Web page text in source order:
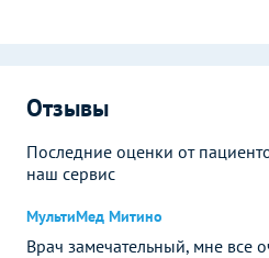
Отзывы
Последние оценки от
наш сервис
МультиМед Митино
Врач замечательный, мне все